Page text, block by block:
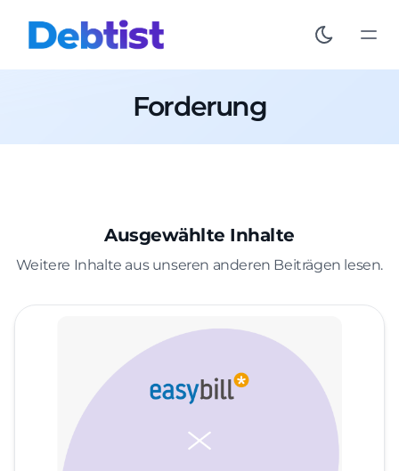
Forderung
Ausgewählte Inhalte
Weitere Inhalte aus unseren anderen Beiträgen lesen.